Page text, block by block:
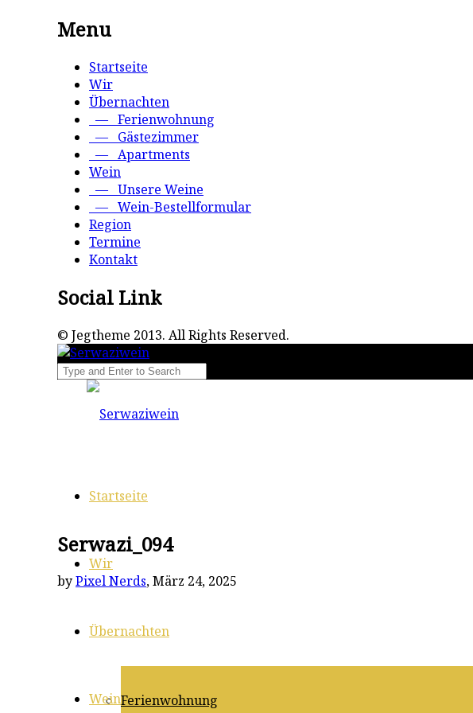
Menu
Startseite
Wir
Übernachten
— Ferienwohnung
— Gästezimmer
— Apartments
Wein
— Unsere Weine
— Wein-Bestellformular
Region
Termine
Kontakt
Social Link
© Jegtheme 2013. All Rights Reserved.
Startseite
Wir
Übernachten
Ferienwohnung
Wein
Serwazi_094
byPixel Nerds, März 24, 2025